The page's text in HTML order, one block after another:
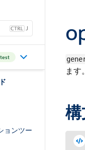
J
ョンツー
ます